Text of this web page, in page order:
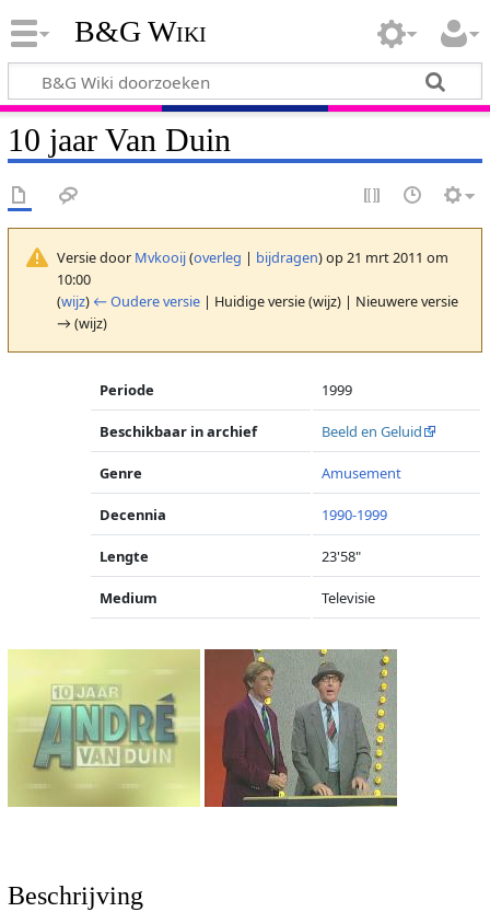
B&G Wiki
10 jaar Van Duin
Versie door Mvkooij(overleg | bijdragen)op 21 mrt 2011 om
10:00
(wijz) ← Oudere versie| Huidige versie (wijz) | Nieuwere versie
→ (wijz)
Periode 1999
Beschikbaar in archief Beeld en Geluid
Genre Amusement
Decennia 1990-1999
Lengte 23'58"
Medium Televisie
Beschrijving